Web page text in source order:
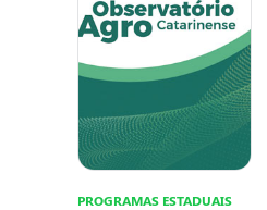
PROGRAMAS ESTADUAIS